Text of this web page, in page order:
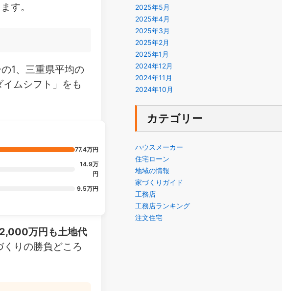
す。
1、三重県平均の
ムシフト」をも
77.4万円
14.9万
円
9.5万円
万円も土地代
りの勝負どころ
2025年5月
2025年4月
2025年3月
2025年2月
2025年1月
2024年12月
2024年11月
2024年10月
カテゴリー
ハウスメーカー
住宅ローン
地域の情報
家づくりガイド
工務店
工務店ランキング
注文住宅